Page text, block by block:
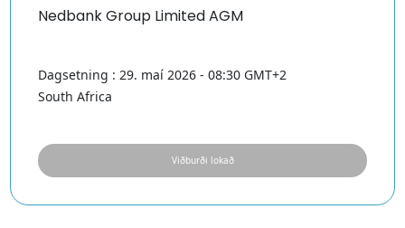
Nedbank Group Limited AGM
Dagsetning : 29. maí 2026 - 08:30 GMT+2
South Africa
Viðburði lokað